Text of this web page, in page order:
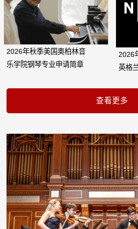
2026年秋季美国奥柏林音
乐学院钢琴专业申请简章
2026
英格